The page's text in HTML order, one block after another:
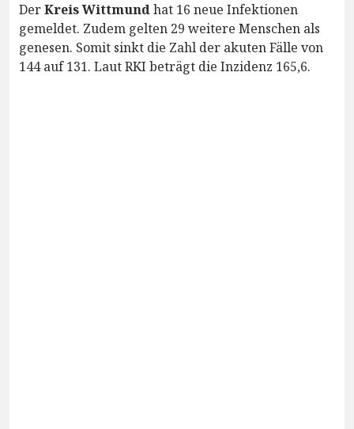
DerKreis Wittmundhat 16 neue Infektionen
gemeldet. Zudem gelten 29 weitere Menschen als
genesen. Somit sinkt die Zahl der akuten Fälle von
144 auf 131. Laut RKI beträgt die Inzidenz 165,6.